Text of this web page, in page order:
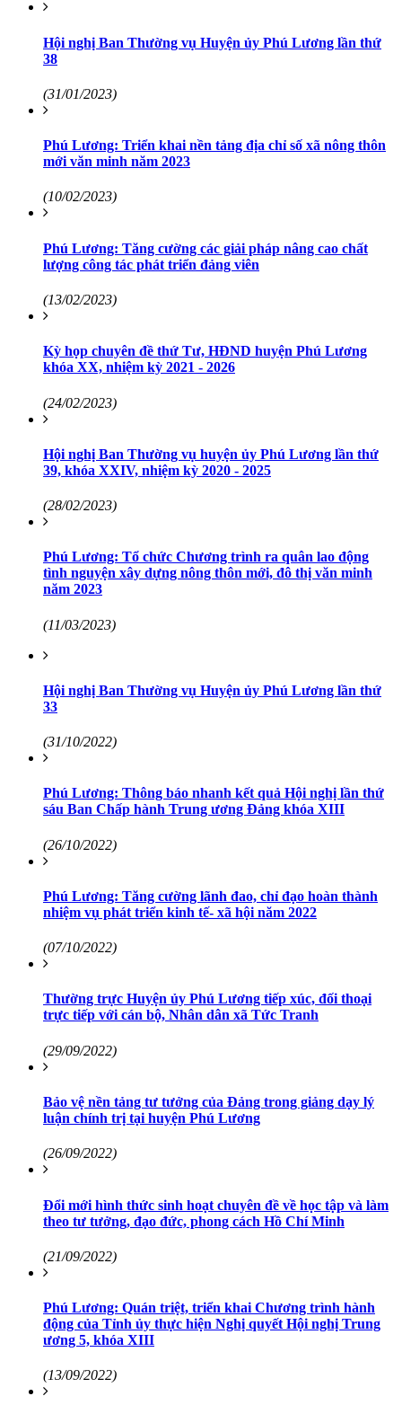
Hội nghị Ban Thường vụ Huyện ủy Phú Lương lần thứ
38
(31/01/2023)
Phú Lương: Triển khai nền tảng địa chỉ số xã nông thôn
mới văn minh năm 2023
(10/02/2023)
Phú Lương: Tăng cường các giải pháp nâng cao chất
lượng công tác phát triển đảng viên
(13/02/2023)
Kỳ họp chuyên đề thứ Tư, HĐND huyện Phú Lương
khóa XX, nhiệm kỳ 2021 - 2026
(24/02/2023)
Hội nghị Ban Thường vụ huyện ủy Phú Lương lần thứ
39, khóa XXIV, nhiệm kỳ 2020 - 2025
(28/02/2023)
Phú Lương: Tổ chức Chương trình ra quân lao động
tình nguyện xây dựng nông thôn mới, đô thị văn minh
năm 2023
(11/03/2023)
Hội nghị Ban Thường vụ Huyện ủy Phú Lương lần thứ
33
(31/10/2022)
Phú Lương: Thông báo nhanh kết quả Hội nghị lần thứ
sáu Ban Chấp hành Trung ương Đảng khóa XIII
(26/10/2022)
Phú Lương: Tăng cường lãnh đao, chỉ đạo hoàn thành
nhiệm vụ phát triển kinh tế- xã hội năm 2022
(07/10/2022)
Thường trực Huyện ủy Phú Lương tiếp xúc, đối thoại
trực tiếp với cán bộ, Nhân dân xã Tức Tranh
(29/09/2022)
Bảo vệ nền tảng tư tưởng của Đảng trong giảng dạy lý
luận chính trị tại huyện Phú Lương
(26/09/2022)
Đổi mới hình thức sinh hoạt chuyên đề về học tập và làm
theo tư tưởng, đạo đức, phong cách Hồ Chí Minh
(21/09/2022)
Phú Lương: Quán triệt, triển khai Chương trình hành
động của Tỉnh ủy thực hiện Nghị quyết Hội nghị Trung
ương 5, khóa XIII
(13/09/2022)